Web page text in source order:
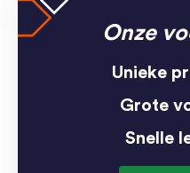
Onze
Unieke
Grote
Snelle